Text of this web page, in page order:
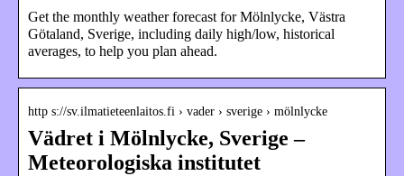
Get the monthly weather forecast for Mölnlycke, Västra
Götaland, Sverige, including daily high/low, historical
averages, to help you plan ahead.
http s://sv.ilmatieteenlaitos.fi › vader › sverige › mölnlycke
Vädret i Mölnlycke, Sverige –
Meteorologiska institutet